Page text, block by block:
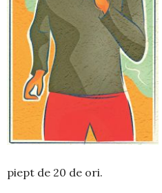
piept de 20 de ori.